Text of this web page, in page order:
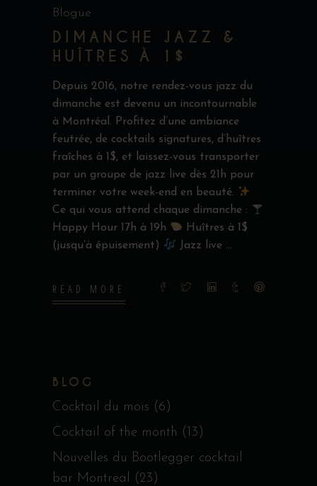
Blogue
DIMANCHE JAZZ &
HUÎTRES À 1$
Depuis 2016, notre rendez-vous jazz du
dimanche est devenu un incontournable
à Montréal. Profitez d’une ambiance
feutrée, de cocktails signatures, d’huîtres
fraîches à 1$, et laissez-vous transporter
par un groupe de jazz live dès 21h pour
terminer votre week-end en beauté.
Ce qui vous attend chaque dimanche :
Happy Hour 17h à 19h
Huîtres à 1$
(jusqu’à épuisement)
Jazz live
READ MORE
BLOG
Cocktail du mois (6)
Cocktail of the month (13)
Nouvelles du Bootlegger cocktail
bar Montreal (23)